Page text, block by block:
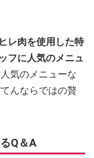
レ肉を使用した特
フに人気のメニュ
気のメニューな
んならではの贅
Q＆A